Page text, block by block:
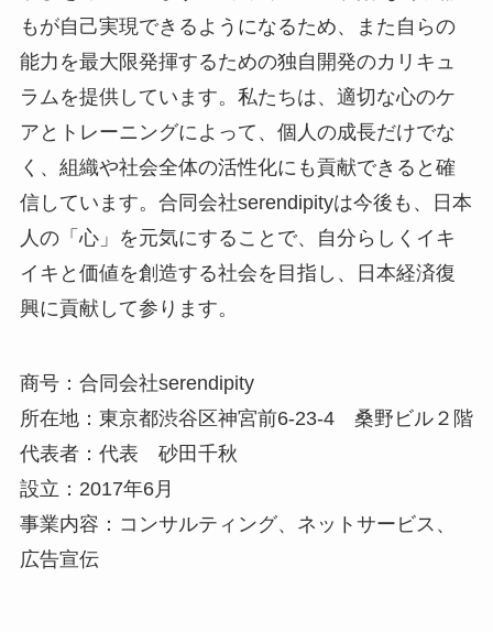
もが自己実現できるようになるため、また自らの
能力を最大限発揮するための独自開発のカリキュ
ラムを提供しています。私たちは、適切な心のケ
アとトレーニングによって、個人の成長だけでな
く、組織や社会全体の活性化にも貢献できると確
信しています。合同会社serendipityは今後も、日本
人の「心」を元気にすることで、自分らしくイキ
イキと価値を創造する社会を目指し、日本経済復
興に貢献して参ります。
商号：合同会社serendipity
所在地：東京都渋谷区神宮前6-23-4 桑野ビル２階
代表者：代表 砂田千秋
設立：2017年6月
事業内容：コンサルティング、ネットサービス、
広告宣伝